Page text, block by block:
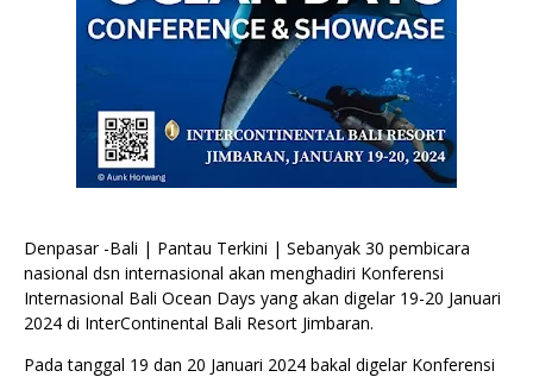
Denpasar -Bali | Pantau Terkini | Sebanyak 30 pembicara
nasional dsn internasional akan menghadiri Konferensi
Internasional Bali Ocean Days yang akan digelar 19-20 Januari
2024 di InterContinental Bali Resort Jimbaran.
Pada tanggal 19 dan 20 Januari 2024 bakal digelar Konferensi